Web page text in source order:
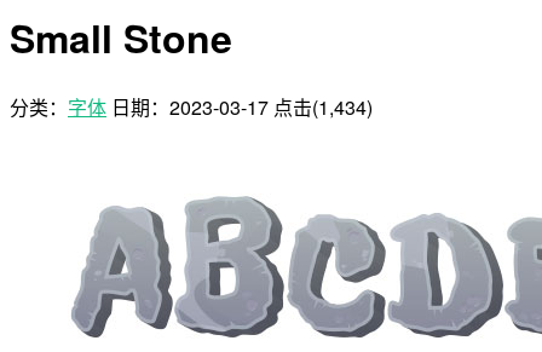
Small Stone
分类： 字体 日期： 2023-03-17 点击(1,434)